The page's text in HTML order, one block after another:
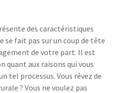
des caractéristiques
se fait pas sur un coup de tête
de votre part. Il est
quant aux raisons qui vous
tel processus. Vous rêvez de
? Vous ne voulez pas